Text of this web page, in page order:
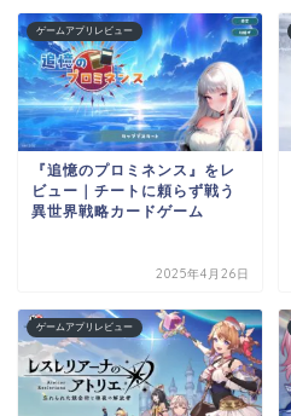
ゲームアプリレビュー
『追憶のプロミネンス』をレ
ビュー｜チートに頼らず戦う
異世界戦略カードゲーム
2025年4月26日
ゲームアプリレビュー